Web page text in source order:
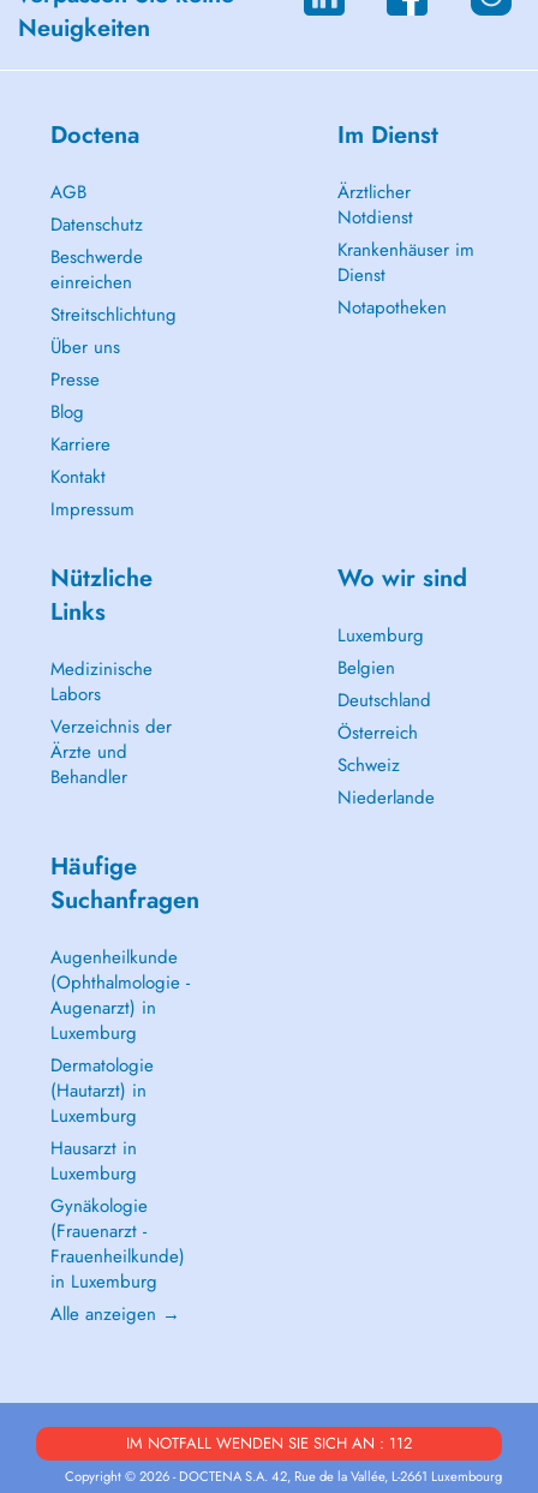
Neuigkeiten
Doctena
AGB
Datenschutz
Beschwerde
einreichen
Streitschlichtung
Über uns
Presse
Blog
Karriere
Kontakt
Impressum
Im Dienst
Ärztlicher
Notdienst
Krankenhäuser im
Dienst
Notapotheken
Nützliche
Links
Medizinische
Labors
Verzeichnis der
Ärzte und
Behandler
Wo wir sind
Luxemburg
Belgien
Deutschland
Österreich
Schweiz
Niederlande
Häufige
Suchanfragen
Augenheilkunde
(Ophthalmologie -
Augenarzt) in
Luxemburg
Dermatologie
(Hautarzt) in
Luxemburg
Hausarzt in
Luxemburg
Gynäkologie
(Frauenarzt -
Frauenheilkunde)
in Luxemburg
Alle anzeigen →
IM NOTFALL WENDEN SIE SICH AN : 112
Copyright © 2026 - DOCTENA S.A. 42, Rue de la Vallée, L-2661 Luxembourg